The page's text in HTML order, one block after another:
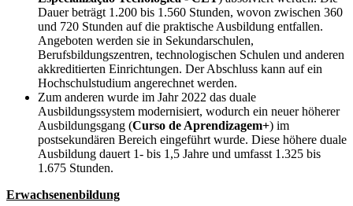
Dauer beträgt 1.200 bis 1.560 Stunden, wovon zwischen 360
und 720 Stunden auf die praktische Ausbildung entfallen.
Angeboten werden sie in Sekundarschulen,
Berufsbildungszentren, technologischen Schulen und anderen
akkreditierten Einrichtungen. Der Abschluss kann auf ein
Hochschulstudium angerechnet werden.
Zum anderen wurde im Jahr 2022 das duale
Ausbildungssystem modernisiert, wodurch ein neuer höherer
Ausbildungsgang (Curso de Aprendizagem+) im
postsekundären Bereich eingeführt wurde. Diese höhere duale
Ausbildung dauert 1- bis 1,5 Jahre und umfasst 1.325 bis
1.675 Stunden.
Erwachsenenbildung